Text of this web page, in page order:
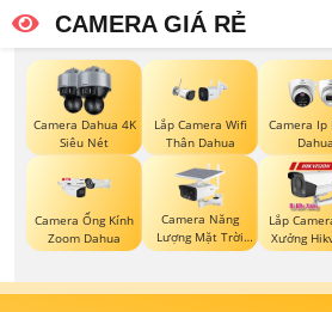
CAMERA GIÁ RẺ
Camera Dahua 4K
Siêu Nét
Lắp Camera Wifi
Thân Dahua
Camera Ip
Dahua
Camera Ống Kính
Zoom Dahua
Camera Năng
Lượng Mặt Trời
Dahua
Lắp
Xưởng